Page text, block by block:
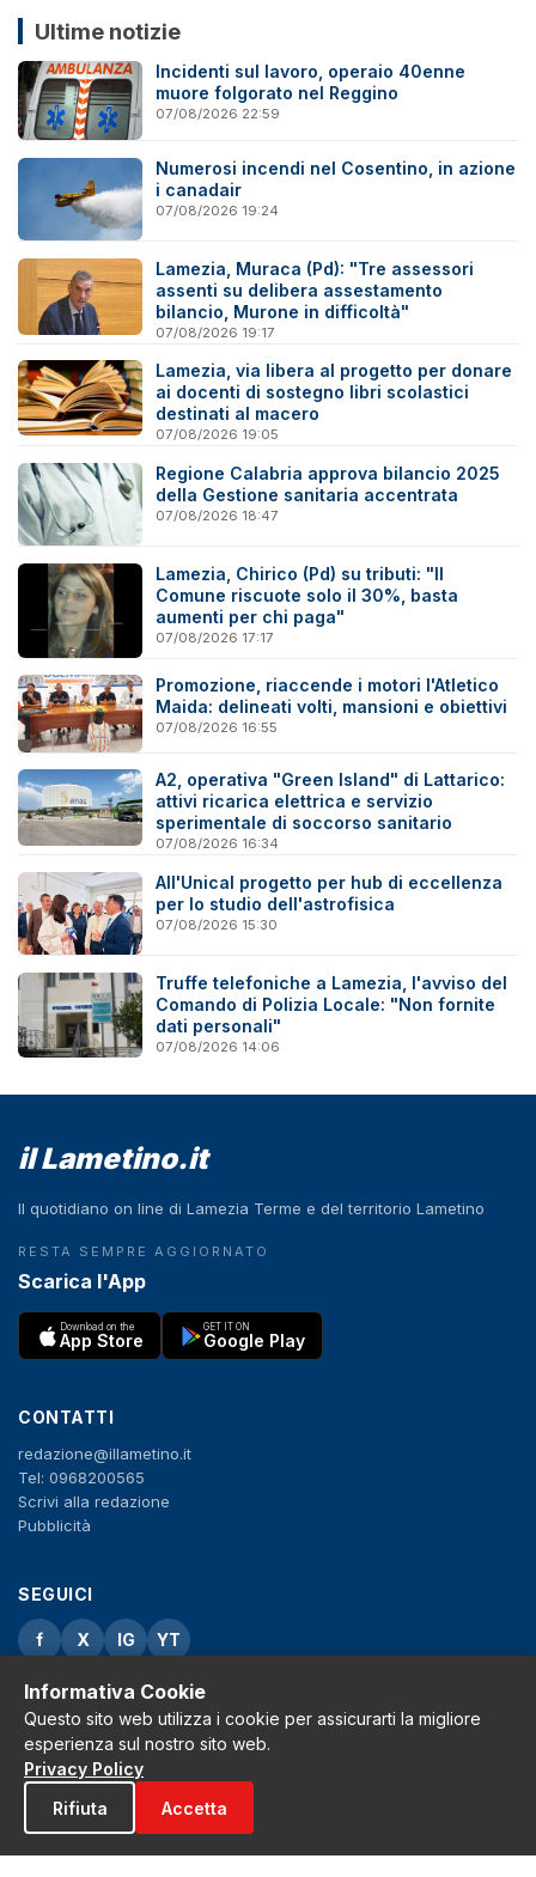
Ultime notizie
Incidenti sul lavoro, operaio 40enne
muore folgorato nel Reggino
07/08/2026 22:59
Numerosi incendi nel Cosentino, in azione
i canadair
07/08/2026 19:24
Lamezia, Muraca (Pd): "Tre assessori
assenti su delibera assestamento
bilancio, Murone in difficoltà"
07/08/2026 19:17
Lamezia, via libera al progetto per donare
ai docenti di sostegno libri scolastici
destinati al macero
07/08/2026 19:05
Regione Calabria approva bilancio 2025
della Gestione sanitaria accentrata
07/08/2026 18:47
Lamezia, Chirico (Pd) su tributi: "Il
Comune riscuote solo il 30%, basta
aumenti per chi paga"
07/08/2026 17:17
Promozione, riaccende i motori l'Atletico
Maida: delineati volti, mansioni e obiettivi
07/08/2026 16:55
A2, operativa "Green Island" di Lattarico:
attivi ricarica elettrica e servizio
sperimentale di soccorso sanitario
07/08/2026 16:34
All'Unical progetto per hub di eccellenza
per lo studio dell'astrofisica
07/08/2026 15:30
Truffe telefoniche a Lamezia, l'avviso del
Comando di Polizia Locale: "Non fornite
dati personali"
07/08/2026 14:06
il Lametino.it
Il quotidiano on line di Lamezia Terme e del territorio Lametino
RESTA SEMPRE AGGIORNATO
Scarica l'App
Download on the
App Store
GET IT ON
Google Play
CONTATTI
redazione@illametino.it
Tel: 0968200565
Scrivi alla redazione
Pubblicità
SEGUICI
f X IG YT
Privacy Policy
Cookie Policy
Note legali
La Redazione
© 2026 Grh s.r.l. - P.iva 02650550797 - Tutti i diritti sono riservati
Tribunale di Lamezia Terme n.3 del 2011
Informativa Cookie
Questo sito web utilizza i cookie per assicurarti la migliore
esperienza sul nostro sito web.
Privacy Policy
Rifiuta
Accetta